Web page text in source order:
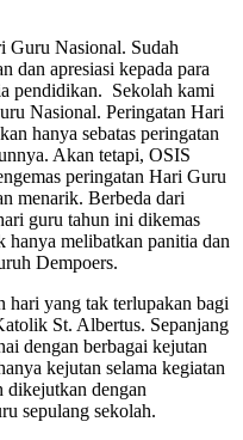
Guru Nasional. Sudah
dan apresiasi kepada para
pendidikan. Sekolah kami
Nasional. Peringatan Hari
hanya sebatas peringatan
Akan tetapi, OSIS
peringatan Hari Guru
menarik. Berbeda dari
guru tahun ini dikemas
hanya melibatkan panitia dan
Dempoers.
hari yang tak terlupakan bagi
St. Albertus. Sepanjang
dengan berbagai kejutan
kejutan selama kegiatan
dikejutkan dengan
sepulang sekolah.